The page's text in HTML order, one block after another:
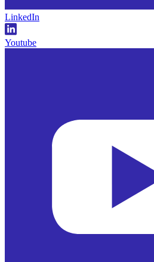
LinkedIn
Youtube